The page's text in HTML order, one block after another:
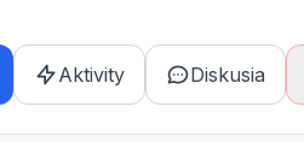
Aktivity Diskusia